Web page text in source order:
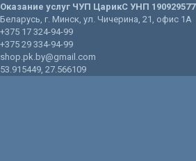
Оказание услуг ЧУП ЦарикС УНП 190929577
Беларусь, г. Минск, ул. Чичерина, 21 , офис 1А
+375 17 324-94-99
+375 29 334-94-99
shop.pk.by@gmail.com
53.915449, 27.566109